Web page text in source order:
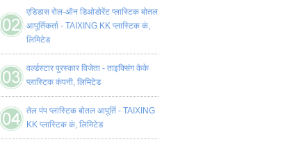
एडिडास रोल-ऑन डिओडोरेंट प्लास्टिक बोतल
आपूर्तिकर्ता - TAIXING KK प्लास्टिक कं,
लिमिटेड
वर्ल्डस्टार पुरस्कार विजेता - ताइक्सिंग केके
प्लास्टिक कंपनी, लिमिटेड
तेल पंप प्लास्टिक बोतल आपूर्ति - TAIXING
KK प्लास्टिक कं, लिमिटेड